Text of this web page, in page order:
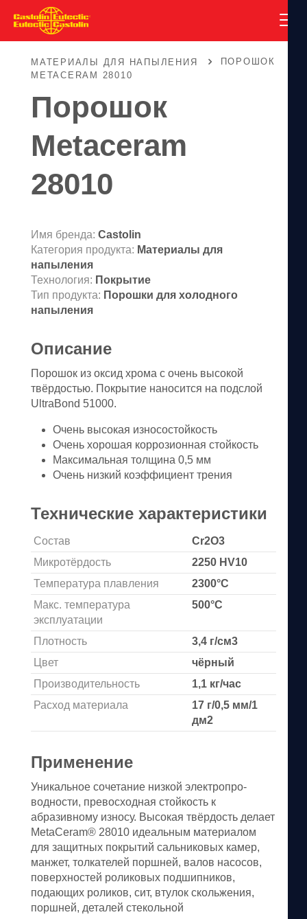
МАТЕРИАЛЫ ДЛЯ НАПЫЛЕНИЯ
ПОРОШОК
METACERAM 28010
Порошок
Metaceram
28010
Имя бренда: Castolin
Категория продукта: Материалы для
напыления
Технология: Покрытие
Тип продукта: Порошки для холодного
напыления
Описание
Порошок из оксид хрома с очень высокой
твёрдостью. Покрытие наносится на подслой
UltraBond 51000.
Очень высокая износостойкость
Очень хорошая коррозионная стойкость
Максимальная толщина 0,5 мм
Очень низкий коэффициент трения
Технические характеристики
Состав
Cr2O3
Микротёрдость
2250 HV10
Температура плавления
2300°C
Макс. температура
эксплуатации
500°C
Плотность
3,4 г/см3
Цвет
чёрный
Производительность
1,1 кг/час
Расход материала
17 г/0,5 мм/1
дм2
Применение
Уникальное сочетание низкой электропро-
водности, превосходная стойкость к
абразивному износу. Высокая твёрдость делает
MetaCeram® 28010 идеальным материалом
для защитных покрытий сальниковых камер,
манжет, толкателей поршней, валов насосов,
поверхностей роликовых подшипников,
подающих роликов, сит, втулок скольжения,
поршней, деталей стекольной